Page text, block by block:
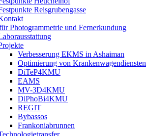
Reisgrubengasse
Photogrammetrie und Fernerkundung
Verbesserung EKMS in Ashaiman
Optimierung von Krankenwagendiensten
DiTeP4KMU
EAMS
MV-3D4KMU
DiPhoBi4KMU
REGIT
Bybassos
Frankoniabrunnen